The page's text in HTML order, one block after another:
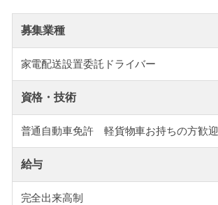
募集業種
家電配送設置委託ドライバー
資格・技術
普通自動車免許 軽貨物車お持ちの方歓迎
給与
完全出来高制